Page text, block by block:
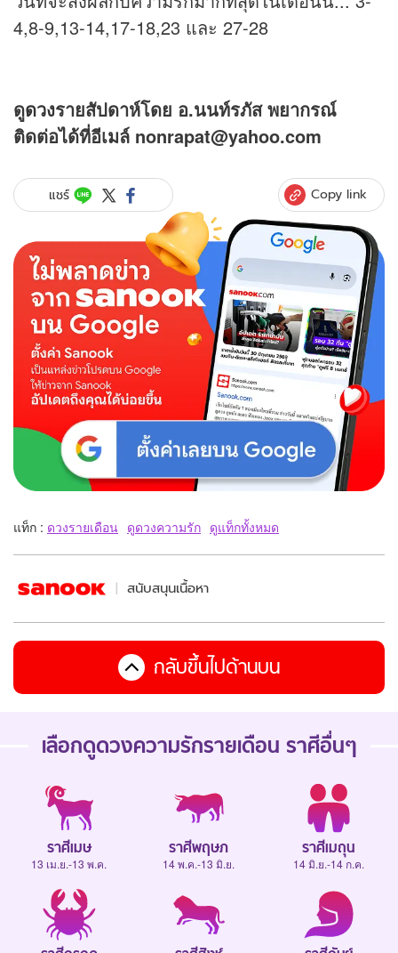
4,8-9,13-14,17-18,23 และ 27-28
ดูดวงรายสัปดาห์โดย อ.นนท์รภัส พยากรณ์
ติดต่อได้ที่อีเมล์ nonrapat@yahoo.com
แชร์ Copy link
แท็ก : ดวงรายเดือน ดูดวงความรัก ดูแท็กทั้งหมด
สนับสนุนเนื้อหา
กลับขึ้นไปด้านบน
เลือกดูดวงความรักรายเดือน ราศีอื่นๆ
ราศีเมษ
13 เม.ย.-13 พ.ค.
ราศีพฤษภ
14 พ.ค.-13 มิ.ย.
ราศีเมถุน
14 มิ.ย.-14 ก.ค.